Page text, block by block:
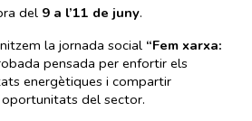
del 9 a l’11 de juny.
la jornada social “Fem xarxa:
pensada per enfortir els
energètiques i compartir
del sector.